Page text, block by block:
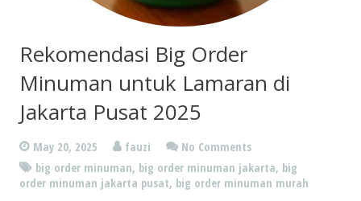
Rekomendasi Big Order
Minuman untuk Lamaran di
Jakarta Pusat 2025
May 20, 2025 fauzi
No Comments
big order minuman, big order minuman jakarta, big
order minuman jakarta pusat, big order minuman murah